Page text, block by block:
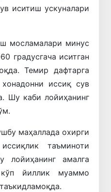
иситиш ускуналари
мосламалари минус
градусгача иситган
Темир дафтарга
иссиқ сув
Шу каби лойиҳанинг
маҳаллада охирги
таъминоти
лойиҳанинг амалга
йиллик муаммо